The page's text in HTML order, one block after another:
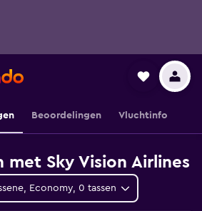
Beoordelingen Vluchtinfo
met Sky Vision Airlines
Economy, 0 tassen